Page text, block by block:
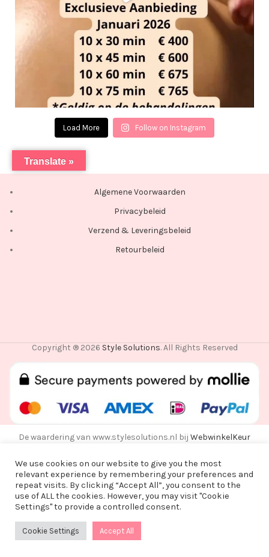
Vanwege een korte vakantie worden alle
maandag 3 augustus na 15:00 pas op woensdag
Load More Follow on Instagram
Algemene Voorwaarden
Privacybeleid
Verzend & Leveringsbeleid
Retourbeleid
Copyright ® 2026 Style Solutions. All Rights Reserved
We use cookies on our website to give you the most
relevant experience by remembering your preferences and
repeat visits. By clicking “Accept All”, you consent to the
use of ALL the cookies. However, you may visit "Cookie
Settings" to provide a controlled consent.
Cookie Settings Accept All
Translate »
De waardering van www.stylesolutions.nl bij WebwinkelKeur
0